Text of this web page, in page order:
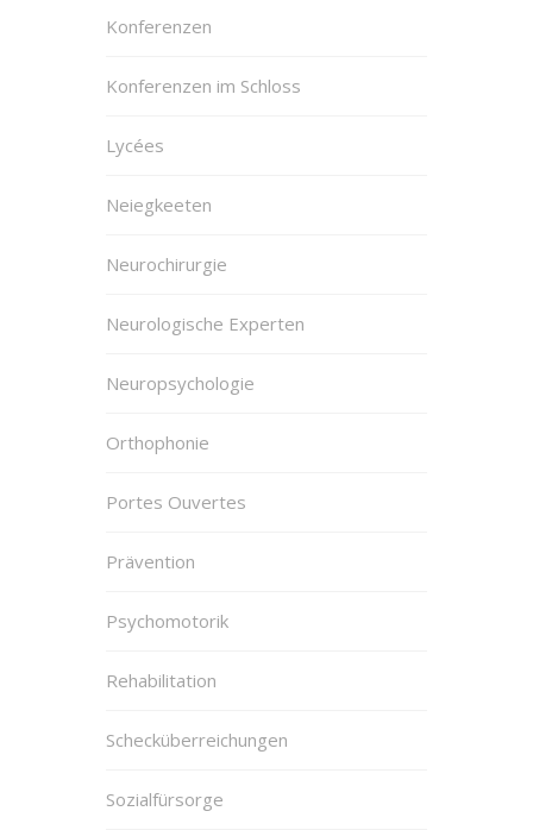
Konferenzen
Konferenzen im Schloss
Lycées
Neiegkeeten
Neurochirurgie
Neurologische Experten
Neuropsychologie
Orthophonie
Portes Ouvertes
Prävention
Psychomotorik
Rehabilitation
Schecküberreichungen
Sozialfürsorge